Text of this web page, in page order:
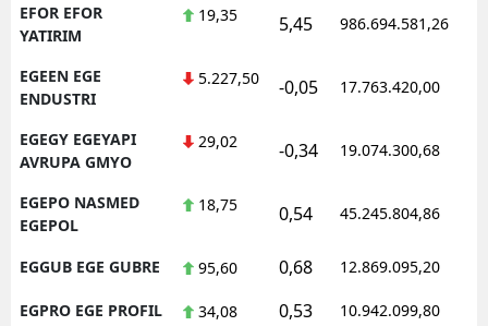
EFOR EFOR
YATIRIM
19,35 5,45 986.694.581,26
EGEEN EGE
ENDUSTRI
5.227,50 -0,05 17.763.420,00
EGEGY EGEYAPI
AVRUPA GMYO
29,02 -0,34 19.074.300,68
EGEPO NASMED
EGEPOL
18,75 0,54 45.245.804,86
EGGUB EGE GUBRE 95,60 0,68 12.869.095,20
EGPRO EGE PROFIL 34,08 0,53 10.942.099,80